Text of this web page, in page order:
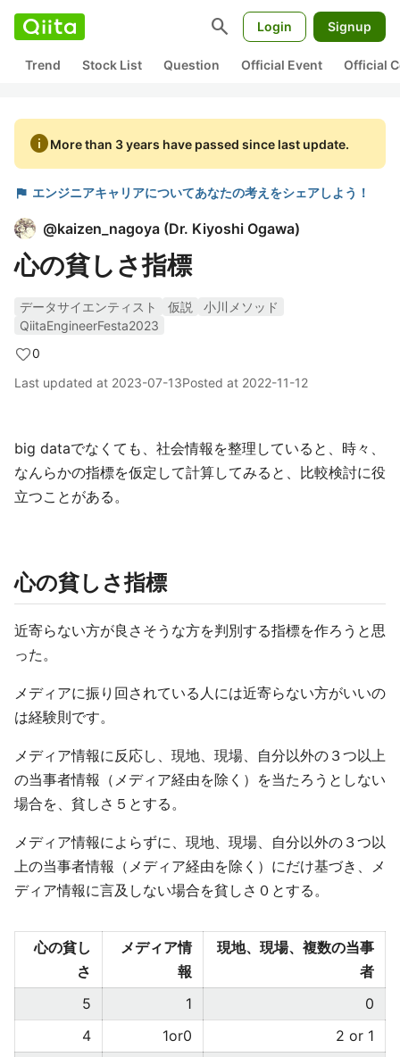
search Login Signup
Trend Stock List Question Official Event Official
infoMore than 3 years have passed since last update.
flag エンジニアキャリアについてあなたの考えをシェアしよう！
@kaizen_nagoya (Dr. Kiyoshi Ogawa)
心の貧しさ指標
データサイエンティスト 仮説
小川メソッド
QiitaEngineerFesta2023
0
Last updated at 2023-07-13Posted at 2022-11-12
big dataでなくても、社会情報を整理していると、時々、
なんらかの指標を仮定して計算してみると、比較検討に役
立つことがある。
心の貧しさ指標
近寄らない方が良さそうな方を判別する指標を作ろうと思
った。
メディアに振り回されている人には近寄らない方がいいの
は経験則です。
メディア情報に反応し、現地、現場、自分以外の３つ以上
の当事者情報（メディア経由を除く）を当たろうとしない
場合を、貧しさ５とする。
メディア情報によらずに、現地、現場、自分以外の３つ以
上の当事者情報（メディア経由を除く）にだけ基づき、メ
ディア情報に言及しない場合を貧しさ０とする。
心の貧し
さ
メディア情
報
現地、現場、複数の当事
者
5
1
0
4
1or0
2 or 1